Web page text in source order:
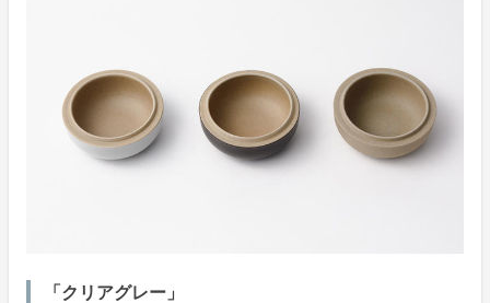
「クリアグレー」